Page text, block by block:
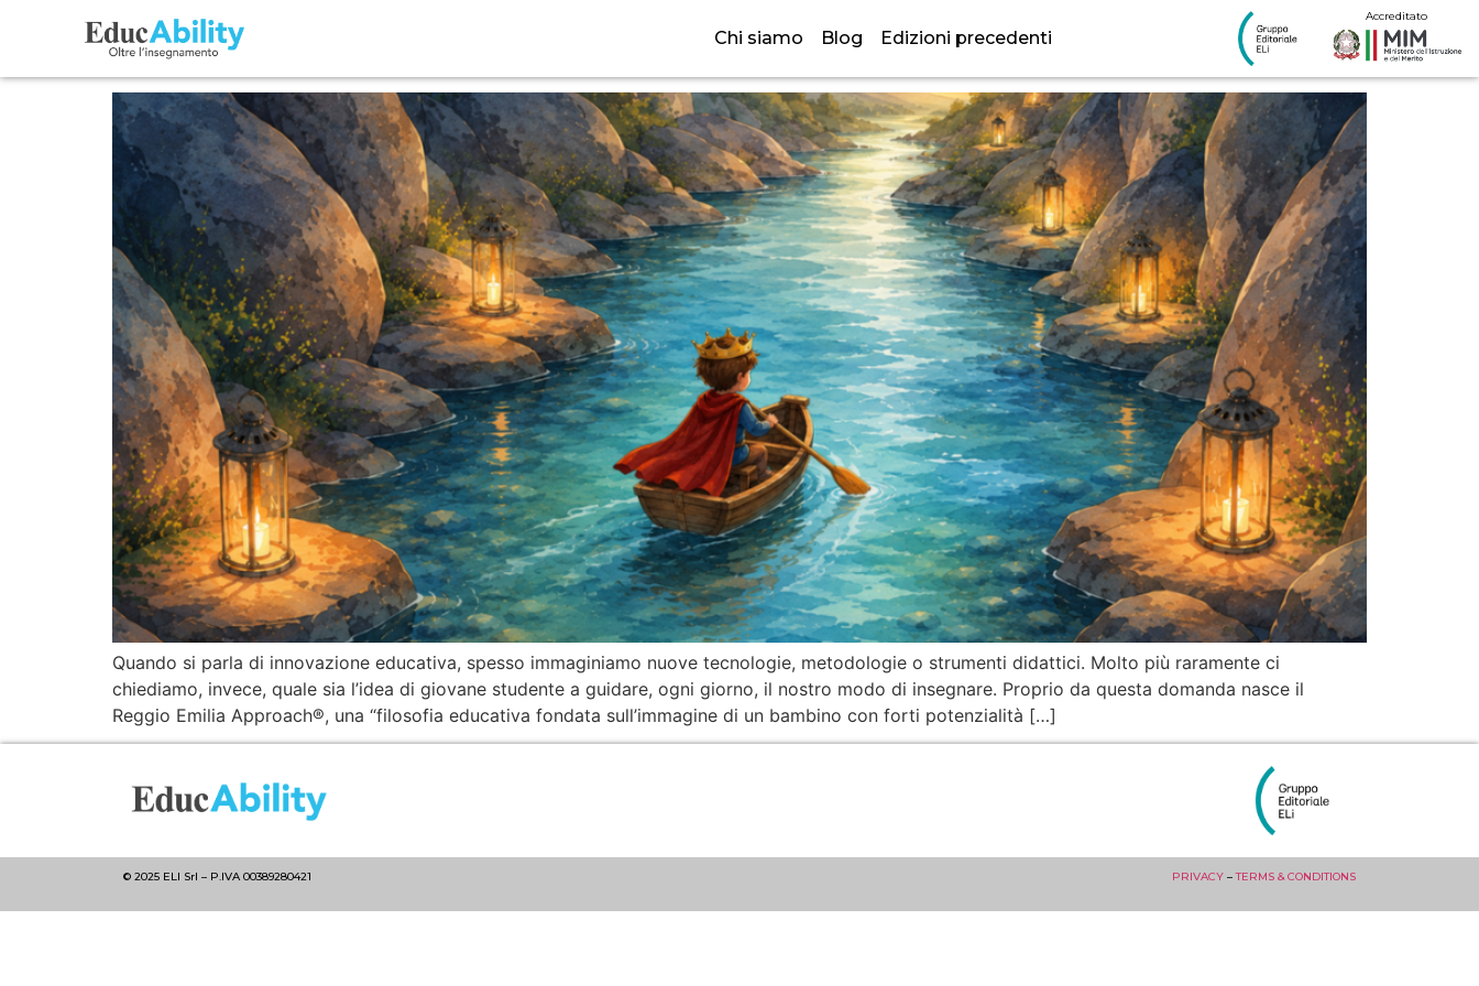
Chi siamo Blog Edizioni precedenti
Accreditato
Osservare, documentare, orientare: le sfide della pedagogia
contemporanea
Quando si parla di innovazione educativa, spesso immaginiamo nuove tecnologie, metodologie o strumenti didattici. Molto più raramente ci
chiediamo, invece, quale sia l’idea di giovane studente a guidare, ogni giorno, il nostro modo di insegnare. Proprio da questa domanda nasce il
Reggio Emilia Approach®, una “filosofia educativa fondata sull’immagine di un bambino con forti potenzialità […]
© 2025 ELI Srl – P.IVA 00389280421 PRIVACY–TERMS & CONDITIONS